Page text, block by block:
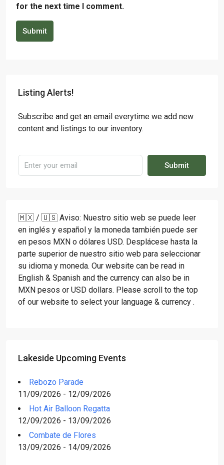
for the next time I comment.
Submit
Listing Alerts!
Subscribe and get an email everytime we add new
content and listings to our inventory.
Submit
🇲🇽 / 🇺🇸 Aviso: Nuestro sitio web se puede leer
en inglés y español y la moneda también puede ser
en pesos MXN o dólares USD. Desplácese hasta la
parte superior de nuestro sitio web para seleccionar
su idioma y moneda. Our website can be read in
English & Spanish and the currency can also be in
MXN pesos or USD dollars. Please scroll to the top
of our website to select your language & currency .
Lakeside Upcoming Events
Rebozo Parade
11/09/2026 - 12/09/2026
Hot Air Balloon Regatta
12/09/2026 - 13/09/2026
Combate de Flores
13/09/2026 - 14/09/2026